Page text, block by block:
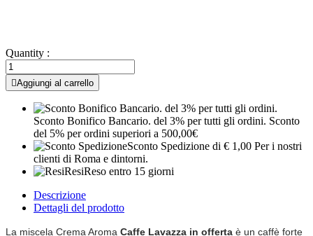
Quantity :
Aggiungi al carrello
Sconto Bonifico Bancario. del 3% per tutti gli ordini. Sconto
del 5% per ordini superiori a 500,00€
Sconto Spedizione di € 1,00 Per i nostri
clienti di Roma e dintorni.
ResiReso entro 15 giorni
Descrizione
Dettagli del prodotto
La miscela Crema Aroma Caffe Lavazza in offerta è un caffè forte